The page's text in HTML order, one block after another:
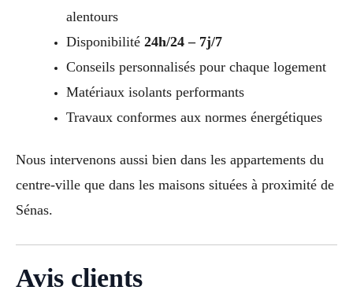
alentours
Disponibilité 24h/24 – 7j/7
Conseils personnalisés pour chaque logement
Matériaux isolants performants
Travaux conformes aux normes énergétiques
Nous intervenons aussi bien dans les appartements du
centre-ville que dans les maisons situées à proximité de
Sénas.
Avis clients